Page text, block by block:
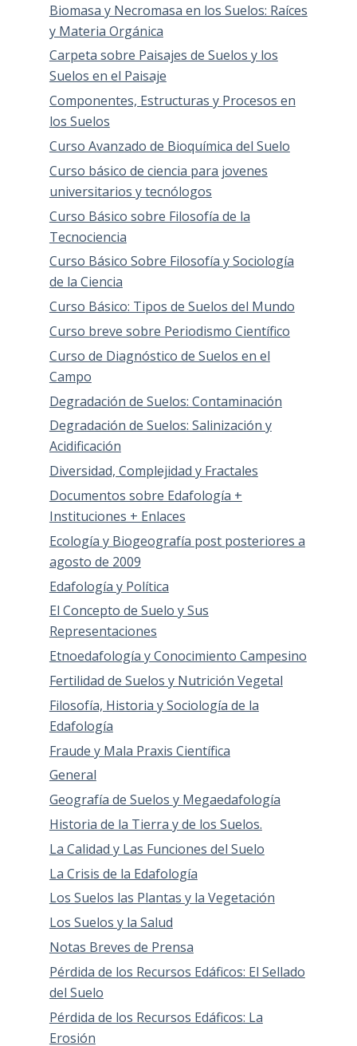
Biomasa y Necromasa en los Suelos: Raíces
y Materia Orgánica
Carpeta sobre Paisajes de Suelos y los
Suelos en el Paisaje
Componentes, Estructuras y Procesos en
los Suelos
Curso Avanzado de Bioquímica del Suelo
Curso básico de ciencia para jovenes
universitarios y tecnólogos
Curso Básico sobre Filosofía de la
Tecnociencia
Curso Básico Sobre Filosofía y Sociología
de la Ciencia
Curso Básico: Tipos de Suelos del Mundo
Curso breve sobre Periodismo Científico
Curso de Diagnóstico de Suelos en el
Campo
Degradación de Suelos: Contaminación
Degradación de Suelos: Salinización y
Acidificación
Diversidad, Complejidad y Fractales
Documentos sobre Edafología +
Instituciones + Enlaces
Ecología y Biogeografía post posteriores a
agosto de 2009
Edafología y Política
El Concepto de Suelo y Sus
Representaciones
Etnoedafología y Conocimiento Campesino
Fertilidad de Suelos y Nutrición Vegetal
Filosofía, Historia y Sociología de la
Edafología
Fraude y Mala Praxis Científica
General
Geografía de Suelos y Megaedafología
Historia de la Tierra y de los Suelos.
La Calidad y Las Funciones del Suelo
La Crisis de la Edafología
Los Suelos las Plantas y la Vegetación
Los Suelos y la Salud
Notas Breves de Prensa
Pérdida de los Recursos Edáficos: El Sellado
del Suelo
Pérdida de los Recursos Edáficos: La
Erosión